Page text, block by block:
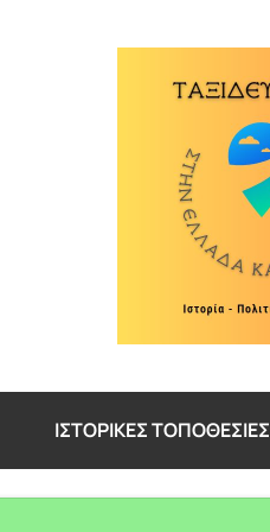
ΙΣΤΟΡΙΚΈΣ ΤΟΠΟΘΕΣΊΕΣ